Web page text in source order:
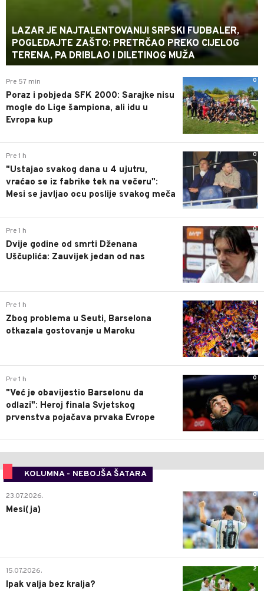
LAZAR JE NAJTALENTOVANIJI SRPSKI FUDBALER,
POGLEDAJTE ZAŠTO: PRETRČAO PREKO CIJELOG
TERENA, PA DRIBLAO I DILETINOG MUŽA
0
Pre 57 min
Poraz i pobjeda SFK 2000: Sarajke nisu
mogle do Lige šampiona, ali idu u
Evropa kup
0
Pre 1 h
"Ustajao svakog dana u 4 ujutru,
vraćao se iz fabrike tek na večeru":
Mesi se javljao ocu poslije svakog meča
0
Pre 1 h
Dvije godine od smrti Dženana
Uščuplića: Zauvijek jedan od nas
0
Pre 1 h
Zbog problema u Seuti, Barselona
otkazala gostovanje u Maroku
0
Pre 1 h
"Već je obavijestio Barselonu da
odlazi": Heroj finala Svjetskog
prvenstva pojačava prvaka Evrope
KOLUMNA - NEBOJŠA ŠATARA
0
23.07.2026.
Mesi(ja)
2
15.07.2026.
Ipak valja bez kralja?